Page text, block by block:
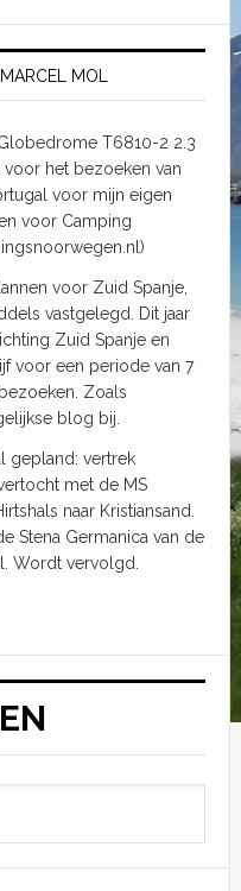
MOL
T6810-2 2.3
het bezoeken van
voor mijn eigen
voor Camping
voor Zuid Spanje,
vastgelegd. Dit jaar
Zuid Spanje en
voor een periode van 7
Zoals
blog bij.
gepland: vertrek
met de MS
naar Kristiansand.
Stena Germanica van de
Wordt vervolgd.